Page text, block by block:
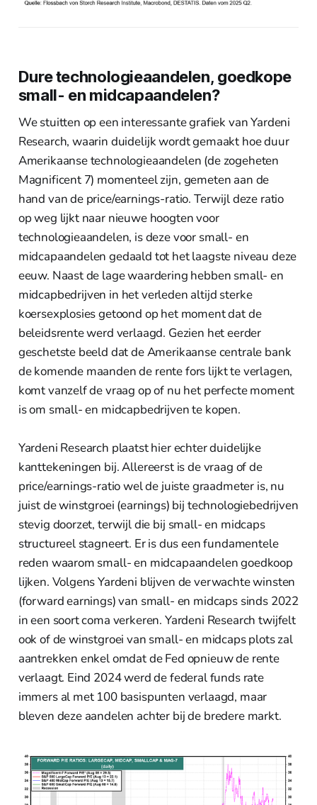
Dure technologieaandelen, goedkope
small- en midcapaandelen?
We stuitten op een interessante grafiek van Yardeni
Research, waarin duidelijk wordt gemaakt hoe duur
Amerikaanse technologieaandelen (de zogeheten
Magnificent 7) momenteel zijn, gemeten aan de
hand van de price/earnings-ratio. Terwijl deze ratio
op weg lijkt naar nieuwe hoogten voor
technologieaandelen, is deze voor small- en
midcapaandelen gedaald tot het laagste niveau deze
eeuw. Naast de lage waardering hebben small- en
midcapbedrijven in het verleden altijd sterke
koersexplosies getoond op het moment dat de
beleidsrente werd verlaagd. Gezien het eerder
geschetste beeld dat de Amerikaanse centrale bank
de komende maanden de rente fors lijkt te verlagen,
komt vanzelf de vraag op of nu het perfecte moment
is om small- en midcapbedrijven te kopen.
Yardeni Research plaatst hier echter duidelijke
kanttekeningen bij. Allereerst is de vraag of de
price/earnings-ratio wel de juiste graadmeter is, nu
juist de winstgroei (earnings) bij technologiebedrijven
stevig doorzet, terwijl die bij small- en midcaps
structureel stagneert. Er is dus een fundamentele
reden waarom small- en midcapaandelen goedkoop
lijken. Volgens Yardeni blijven de verwachte winsten
(forward earnings) van small- en midcaps sinds 2022
in een soort coma verkeren. Yardeni Research twijfelt
ook of de winstgroei van small- en midcaps plots zal
aantrekken enkel omdat de Fed opnieuw de rente
verlaagt. Eind 2024 werd de federal funds rate
immers al met 100 basispunten verlaagd, maar
bleven deze aandelen achter bij de bredere markt.